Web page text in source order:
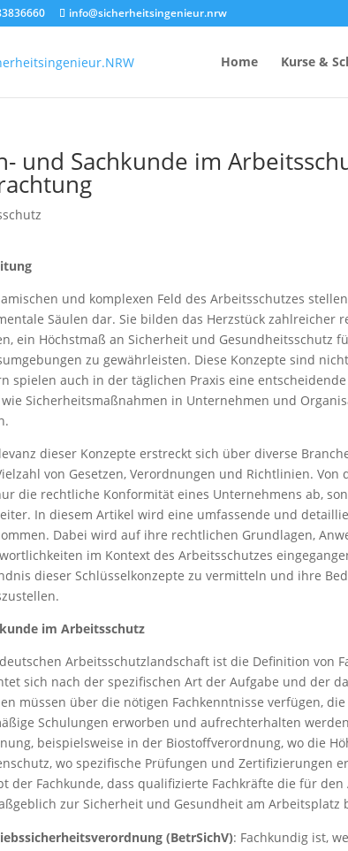
info@sicherheitsingenieur.nrw
Home Kurse &
und Sachkunde im
und komplexen Feld des Arbeitsschutzes
Säulen dar. Sie bilden das Herzstück zahlreicher
ein Höchstmaß an Sicherheit und Gesundheitsschutz
zu gewährleisten. Diese Konzepte sind
spielen auch in der täglichen Praxis eine
wie Sicherheitsmaßnahmen in Unternehmen und
dieser Konzepte erstreckt sich über diverse
von Gesetzen, Verordnungen und Richtlinien.
die rechtliche Konformität eines Unternehmens ab,
In diesem Artikel wird eine umfassende und
Dabei wird auf ihre rechtlichen Grundlagen,
im Kontext des Arbeitsschutzes
dieser Schlüsselkonzepte zu vermitteln und ihre
im Arbeitsschutz
Arbeitsschutzlandschaft ist die Definition von
sich nach der spezifischen Art der Aufgabe und der
müssen über die nötigen Fachkenntnisse verfügen,
Schulungen erworben und aufrechterhalten
beispielsweise in der Biostoffverordnung, wo die
wo spezifische Prüfungen und Zertifizierungen
der Fachkunde, dass qualifizierte Fachkräfte die für
zur Sicherheit und Gesundheit am Arbeitsplatz
(BetrSichV): Fachkundig ist,